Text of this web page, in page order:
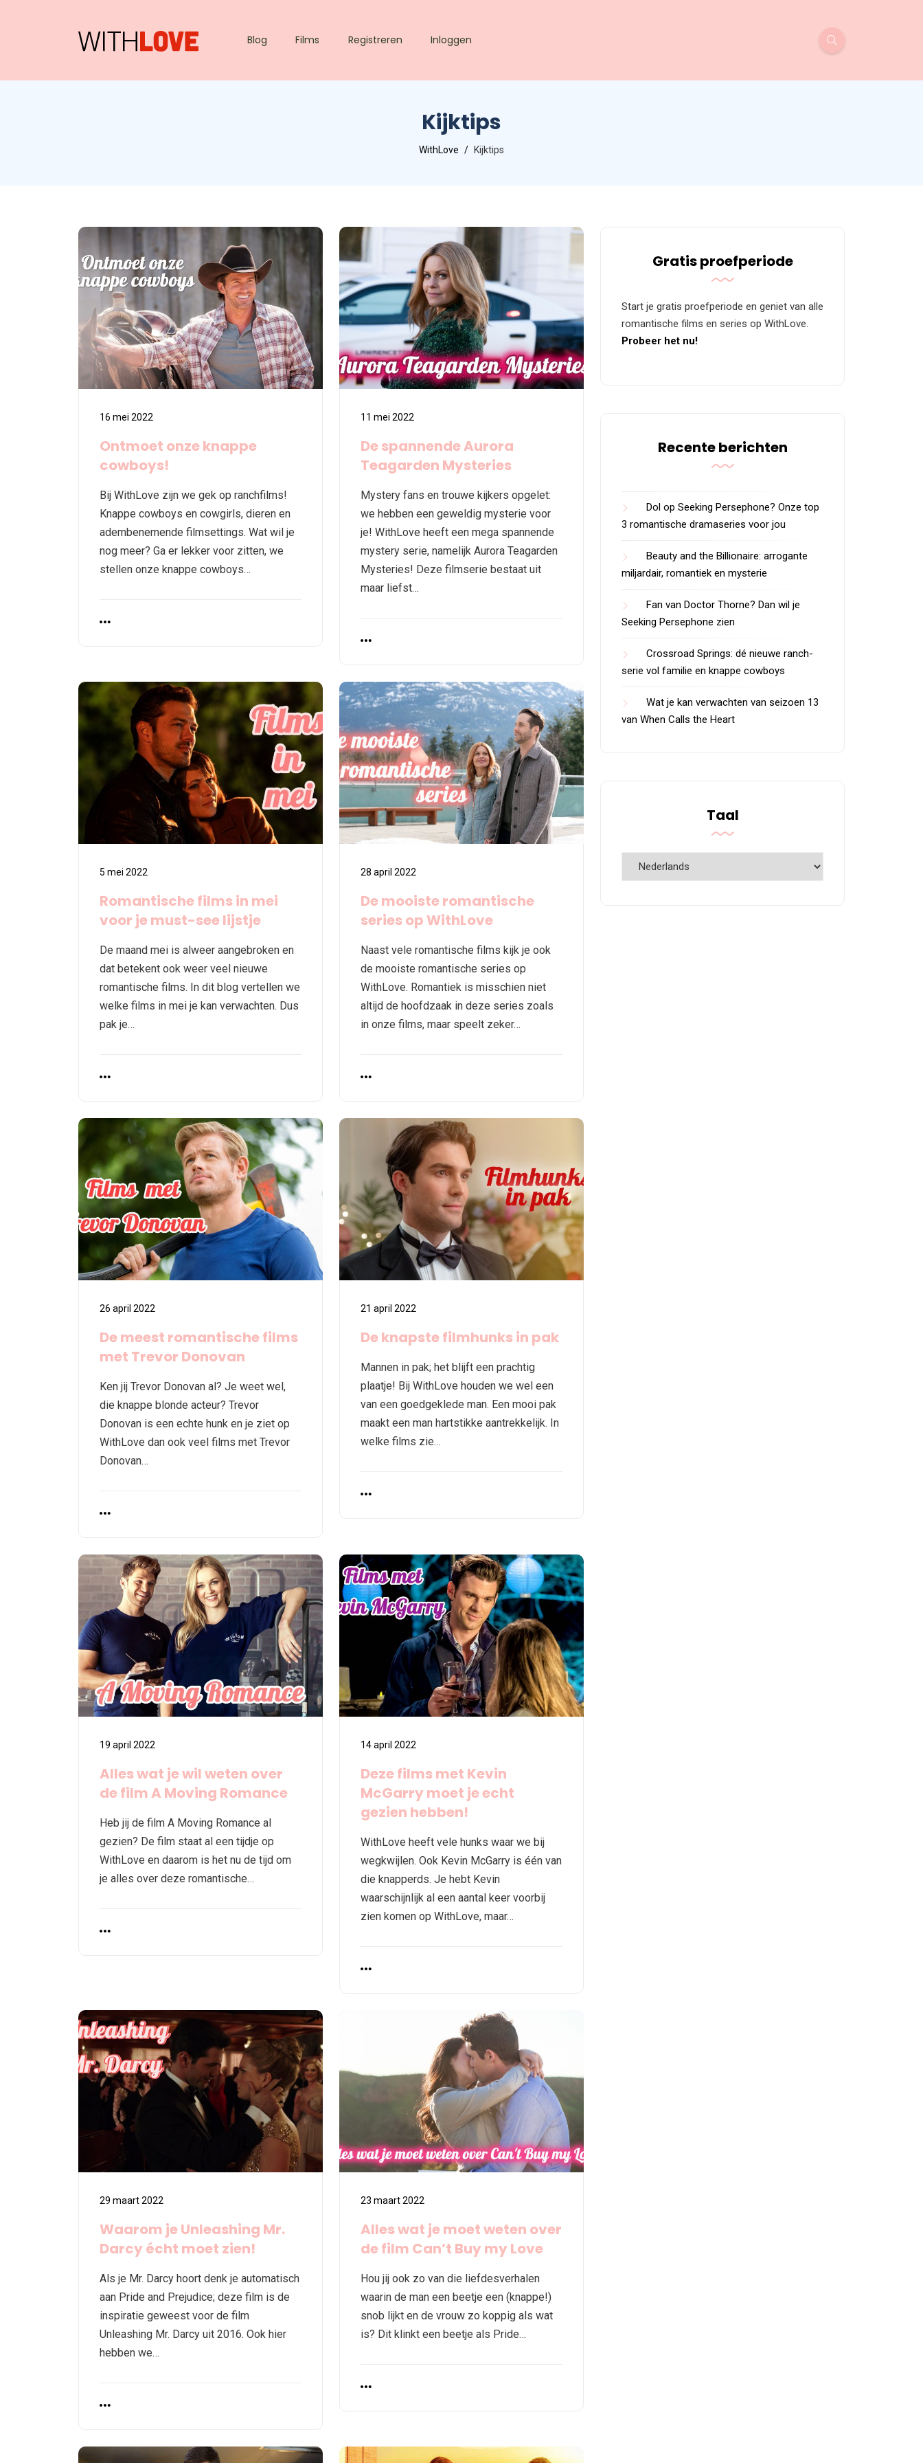
Blog Films Registreren Inloggen
Kijktips
WithLove Kijktips
16 mei 2022
Ontmoet onze knappe
cowboys!
Bij WithLove zijn we gek op ranchfilms!
Knappe cowboys en cowgirls, dieren en
adembenemende filmsettings. Wat wil je
nog meer? Ga er lekker voor zitten, we
stellen onze knappe cowboys…
11 mei 2022
De spannende Aurora
Teagarden Mysteries
Mystery fans en trouwe kijkers opgelet:
we hebben een geweldig mysterie voor
je! WithLove heeft een mega spannende
mystery serie, namelijk Aurora Teagarden
Mysteries! Deze filmserie bestaat uit
maar liefst…
5 mei 2022
Romantische films in mei
voor je must-see lijstje
De maand mei is alweer aangebroken en
dat betekent ook weer veel nieuwe
romantische films. In dit blog vertellen we
welke films in mei je kan verwachten. Dus
pak je…
28 april 2022
De mooiste romantische
series op WithLove
Naast vele romantische films kijk je ook
de mooiste romantische series op
WithLove. Romantiek is misschien niet
altijd de hoofdzaak in deze series zoals
in onze films, maar speelt zeker…
26 april 2022
De meest romantische films
met Trevor Donovan
Ken jij Trevor Donovan al? Je weet wel,
die knappe blonde acteur? Trevor
Donovan is een echte hunk en je ziet op
WithLove dan ook veel films met Trevor
Donovan…
21 april 2022
De knapste filmhunks in pak
Mannen in pak; het blijft een prachtig
plaatje! Bij WithLove houden we wel een
van een goedgeklede man. Een mooi pak
maakt een man hartstikke aantrekkelijk. In
welke films zie…
19 april 2022
Alles wat je wil weten over
de film A Moving Romance
Heb jij de film A Moving Romance al
gezien? De film staat al een tijdje op
WithLove en daarom is het nu de tijd om
je alles over deze romantische…
14 april 2022
Deze films met Kevin
McGarry moet je echt
gezien hebben!
WithLove heeft vele hunks waar we bij
wegkwijlen. Ook Kevin McGarry is één van
die knapperds. Je hebt Kevin
waarschijnlijk al een aantal keer voorbij
zien komen op WithLove, maar…
29 maart 2022
Waarom je Unleashing Mr.
Darcy écht moet zien!
Als je Mr. Darcy hoort denk je automatisch
aan Pride and Prejudice; deze film is de
inspiratie geweest voor de film
Unleashing Mr. Darcy uit 2016. Ook hier
hebben we…
23 maart 2022
Alles wat je moet weten over
de film Can’t Buy my Love
Hou jij ook zo van die liefdesverhalen
waarin de man een beetje een (knappe!)
snob lijkt en de vrouw zo koppig als wat
is? Dit klinkt een beetje als Pride…
Gratis proefperiode
Start je gratis proefperiode en geniet van alle
romantische films en series op WithLove.
Probeer het nu!
Recente berichten
Dol op Seeking Persephone? Onze top
3 romantische dramaseries voor jou
Beauty and the Billionaire: arrogante
miljardair, romantiek en mysterie
Fan van Doctor Thorne? Dan wil je
Seeking Persephone zien
Crossroad Springs: dé nieuwe ranch-
serie vol familie en knappe cowboys
Wat je kan verwachten van seizoen 13
van When Calls the Heart
Taal
Taal